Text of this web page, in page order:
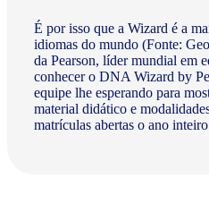
É por isso que a Wizard é a
idiomas do mundo (Fonte:
da Pearson, líder mundial em
conhecer o DNA Wizard by
equipe lhe esperando para
material didático e
matrículas abertas o ano